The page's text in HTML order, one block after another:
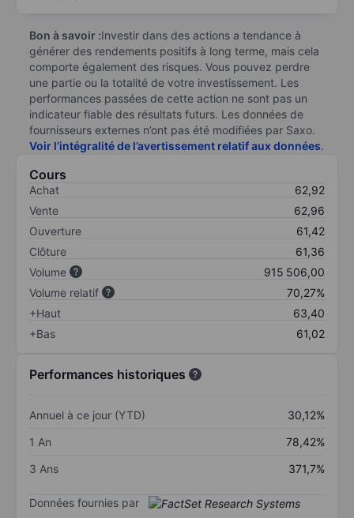
Bon à savoir :Investir dans des actions a tendance à
générer des rendements positifs à long terme, mais cela
comporte également des risques. Vous pouvez perdre
une partie ou la totalité de votre investissement. Les
performances passées de cette action ne sont pas un
indicateur fiable des résultats futurs. Les données de
fournisseurs externes n’ont pas été modifiées par Saxo.
Voir l’intégralité de l’avertissement relatif aux données.
Cours
Achat
62,92
Vente
62,96
Ouverture
61,42
Clôture
61,36
Volume
915 506,00
Volume relatif
70,27%
+Haut
63,40
+Bas
61,02
Performances historiques
Annuel à ce jour (YTD)
30,12%
1 An
78,42%
3 Ans
371,7%
Données fournies par